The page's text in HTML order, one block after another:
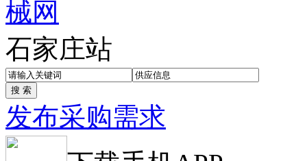
石家庄站
发布采购需求